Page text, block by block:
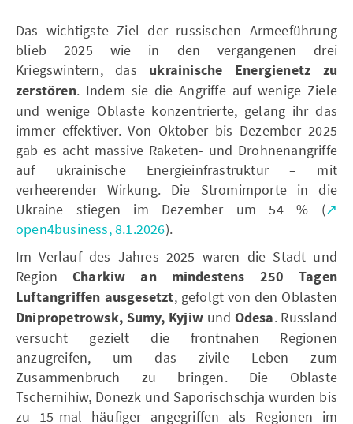
Das wichtigste Ziel der russischen Armeeführung
blieb 2025 wie in den vergangenen drei
Kriegswintern, das ukrainische Energienetz zu
zerstören. Indem sie die Angriffe auf wenige Ziele
und wenige Oblaste konzentrierte, gelang ihr das
immer effektiver. Von Oktober bis Dezember 2025
gab es acht massive Raketen- und Drohnenangriffe
auf ukrainische Energieinfrastruktur – mit
verheerender Wirkung. Die Stromimporte in die
Ukraine stiegen im Dezember um 54 % (↗
open4business, 8.1.2026).
Im Verlauf des Jahres 2025 waren die Stadt und
RegionCharkiw an mindestens 250 Tagen
Luftangriffen ausgesetzt, gefolgt von den Oblasten
Dnipropetrowsk, Sumy, Kyjiw und Odesa. Russland
versucht gezielt die frontnahen Regionen
anzugreifen, um das zivile Leben zum
Zusammenbruch zu bringen. Die Oblaste
Tschernihiw, Donezk und Saporischschja wurden bis
zu 15-mal häufiger angegriffen als Regionen im